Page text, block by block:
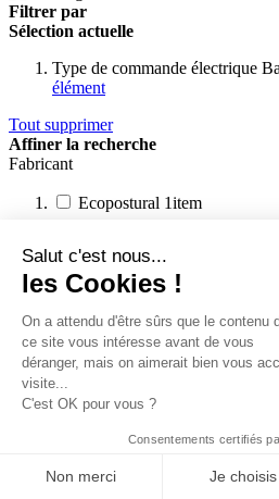
Filtrer par
Sélection actuelle
Type de commande électrique
élément
Tout supprimer
Affiner la recherche
Fabricant
Ecopostural 1item
Gynécologie et obstétrique
Poids maximum
170 kg
item
Type de commande électrique
Barre périphérique
item
Salut c'est nous...
les Cookies !
On a attendu d'être sûrs que le contenu
ce site vous intéresse avant de vous
déranger, mais on aimerait bien vous
visite...
C'est OK pour vous ?
Consentements certifiés
Non merci Je choisis